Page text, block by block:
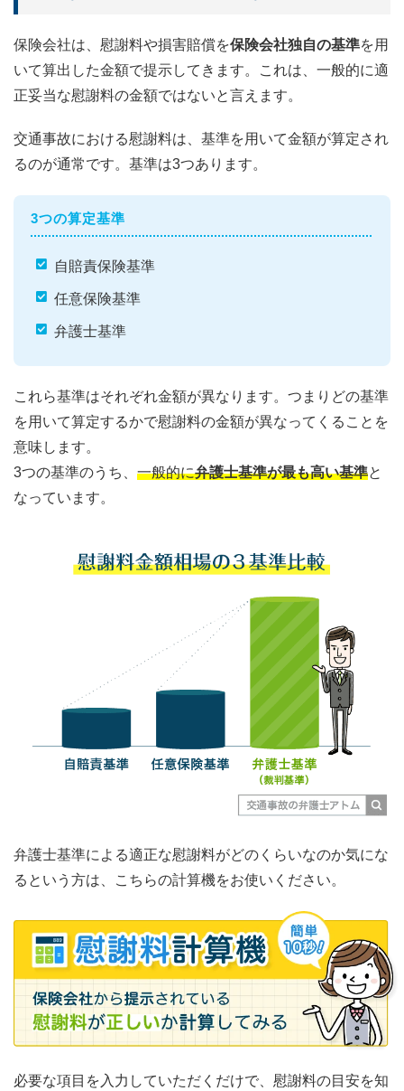
保険会社は、慰謝料や損害賠償を保険会社独自の基準を用
いて算出した金額で提示してきます。これは、一般的に適
正妥当な慰謝料の金額ではないと言えます。
交通事故における慰謝料は、基準を用いて金額が算定され
るのが通常です。基準は3つあります。
3つの算定基準
自賠責保険基準
任意保険基準
弁護士基準
これら基準はそれぞれ金額が異なります。つまりどの基準
を用いて算定するかで慰謝料の金額が異なってくることを
意味します。
3つの基準のうち、 一般的に弁護士基準が最も高い基準と
なっています。
弁護士基準による適正な慰謝料がどのくらいなのか気にな
るという方は、こちらの計算機をお使いください。
必要な項目を入力していただくだけで、慰謝料の目安を知